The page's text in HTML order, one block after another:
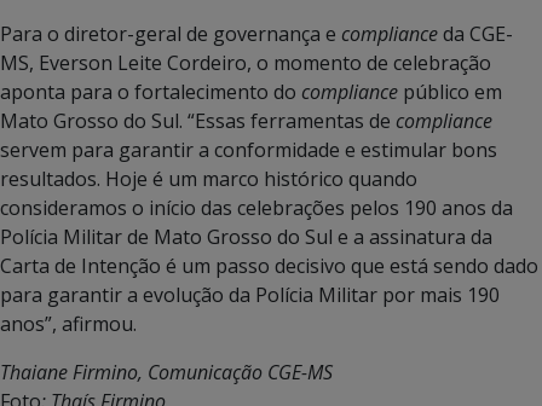
Para o diretor-geral de governança e complianceda CGE-
MS, Everson Leite Cordeiro, o momento de celebração
aponta para o fortalecimento do compliance público em
Mato Grosso do Sul. “Essas ferramentas de compliance
servem para garantir a conformidade e estimular bons
resultados. Hoje é um marco histórico quando
consideramos o início das celebrações pelos 190 anos da
Polícia Militar de Mato Grosso do Sul e a assinatura da
Carta de Intenção é um passo decisivo que está sendo dado
para garantir a evolução da Polícia Militar por mais 190
anos”, afirmou.
Thaiane Firmino, Comunicação CGE-MS